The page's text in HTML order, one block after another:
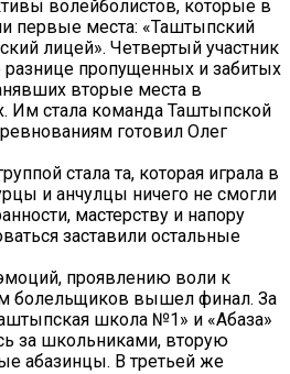
волейболистов, которые в
первые места: «Таштыпский
лицей». Четвертый участник
разнице пропущенных и забитых
вторые места в
Им стала команда Таштыпской
готовил Олег
стала та, которая играла в
и анчулцы ничего не смогли
мастерству и напору
заставили остальные
проявлению воли к
болельщиков вышел финал. За
школа №1» и «Абаза»
за школьниками, вторую
абазинцы. В третьей же